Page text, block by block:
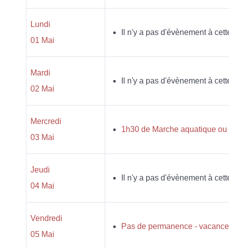
Lundi
01 Mai
Il n'y a pas d'évènement à
Mardi
02 Mai
Il n'y a pas d'évènement à
Mercredi
03 Mai
1h30 de Marche aquatique
Jeudi
04 Mai
Il n'y a pas d'évènement à
Vendredi
05 Mai
Pas de permanence -